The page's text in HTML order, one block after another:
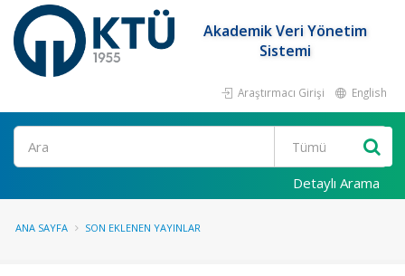
Akademik Veri Yönetim
Sistemi
Araştırmacı Girişi English
Ara
Detaylı Arama
ANA SAYFA SON EKLENEN YAYINLAR